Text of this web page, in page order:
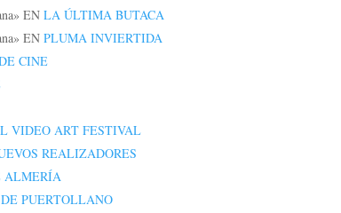
EN LA ÚLTIMA BUTACA
EN PLUMA INVIERTIDA
CINE
VIDEO ART FESTIVAL
REALIZADORES
ALMERÍA
PUERTOLLANO